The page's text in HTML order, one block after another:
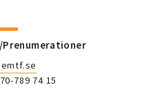
789 74 15